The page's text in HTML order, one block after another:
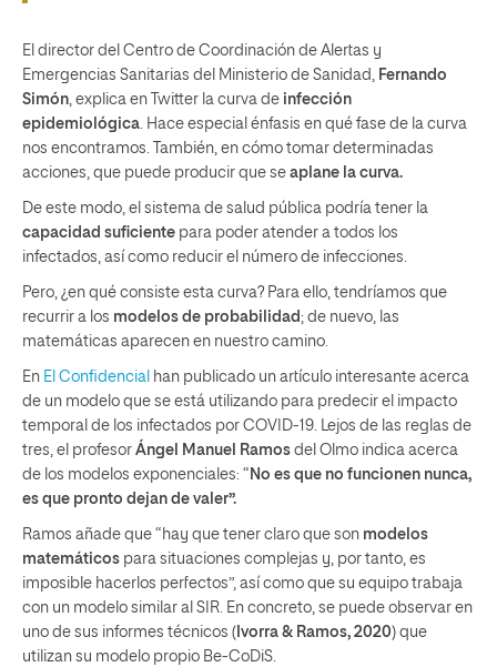
El director del Centro de Coordinación de Alertas y
Emergencias Sanitarias del Ministerio de Sanidad,
Fernando
Simón , explica en Twitter la curva de infección
epidemiológica . Hace especial énfasis en qué fase de la curva
nos encontramos. También, en cómo tomar determinadas
acciones, que puede producir que se aplane la curva.
De este modo, el sistema de salud pública podría tener la
capacidad suficiente para poder atender a todos los
infectados, así como reducir el número de infecciones.
Pero, ¿en qué consiste esta curva? Para ello, tendríamos que
recurrir a los modelos de probabilidad ; de nuevo, las
matemáticas aparecen en nuestro camino.
En El Confidencial
han publicado un artículo interesante acerca
de un modelo que se está utilizando para predecir el impacto
temporal de los infectados por COVID-19. Lejos de las reglas de
tres, el profesor Ángel Manuel Ramos del Olmo indica acerca
de los modelos exponenciales: “ No es que no funcionen nunca,
es que pronto dejan de valer”.
Ramos añade que “hay que tener claro que son modelos
matemáticos para situaciones complejas y, por tanto, es
imposible hacerlos perfectos”, así como que su equipo trabaja
con un modelo similar al SIR. En concreto, se puede observar en
uno de sus informes técnicos ( Ivorra & Ramos, 2020) que
utilizan su modelo propio Be-CoDiS.